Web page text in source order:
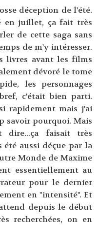
déception de l'été.
en juillet, ça fait très
de cette saga sans
de m'y intéresser.
livres avant les films
dévoré le tome
les personnages
c'était bien parti.
rapidement mais j'ai
savoir pourquoi. Mais
dire...ça faisait très
été aussi déçue par la
Monde de Maxime
essentiellement au
pour le dernier
en "intensité". Et
depuis le début
recherchées, on en